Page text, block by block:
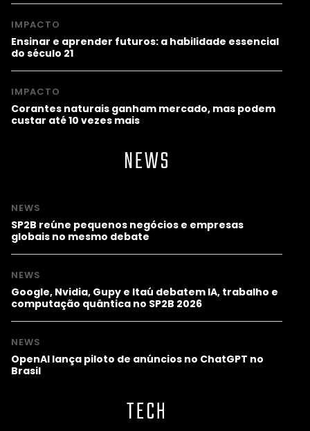
IMPACTO
Ensinar e aprender futuros: a habilidade essencial
do século 21
IMPACTO
Corantes naturais ganham mercado, mas podem
custar até 10 vezes mais
NEWS
NEWS
SP2B reúne pequenos negócios e empresas
globais no mesmo debate
NEWS
Google, Nvidia, Gupy e Itaú debatem IA, trabalho e
computação quântica no SP2B 2026
NEWS
OpenAI lança piloto de anúncios no ChatGPT no
Brasil
TECH